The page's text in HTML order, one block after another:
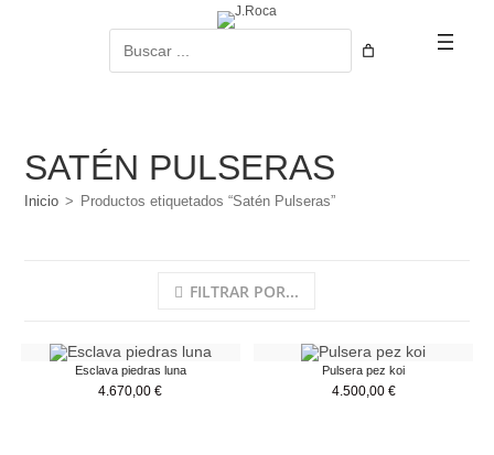
SATÉN PULSERAS
Inicio > Productos etiquetados “Satén Pulseras”
FILTRAR POR...
Esclava piedras luna
4.670,00€
Pulsera pez koi
4.500,00 €